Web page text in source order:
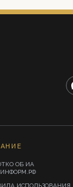
ОБ ИА
ИСПОЛЬЗОВАНИЯ